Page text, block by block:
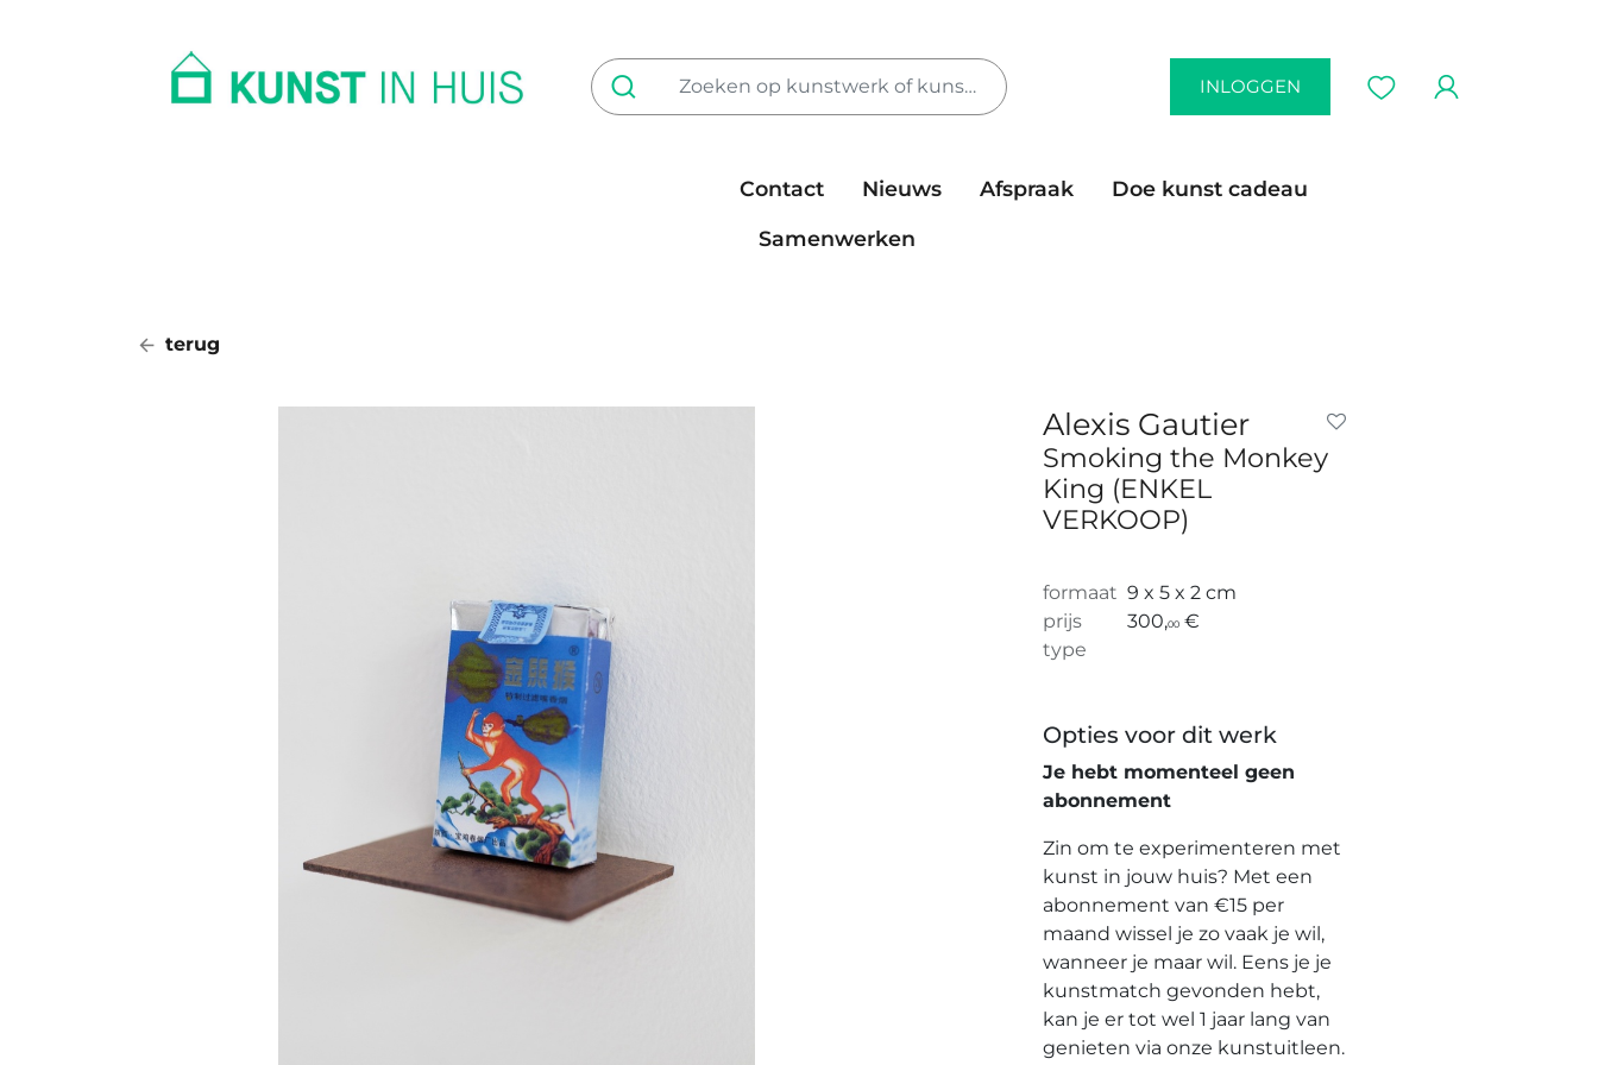
INLOGGEN
Contact Nieuws Afspraak
Doe kunst cadeau
Samenwerken
terug
Alexis Gautier
Smoking the Monkey
King (ENKEL
VERKOOP)
formaat 9 x 5 x 2 cm
prijs
300,00 €
type
Opties voor dit werk
Je hebt momenteel geen
abonnement
Zin om te experimenteren met
kunst in jouw huis? Met een
abonnement van €15 per
maand wissel je zo vaak je wil,
wanneer je maar wil. Eens je je
kunstmatch gevonden hebt,
kan je er tot wel 1 jaar lang van
genieten via onze kunstuitleen.